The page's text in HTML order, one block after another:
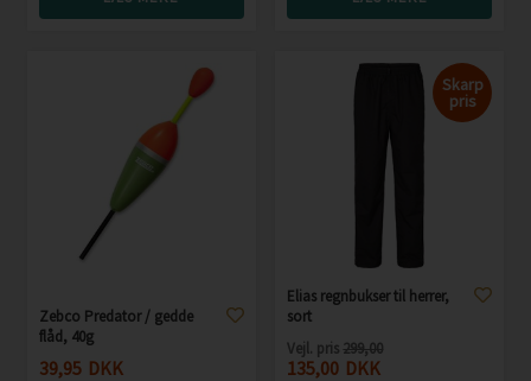
Zebco Predator / gedde
flåd, 40g
39,95 DKK
Skarp
pris
Elias regnbukser til herrer,
sort
Vejl. pris 299,00
135,00 DKK